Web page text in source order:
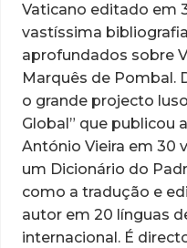
Vaticano editado em
vastíssima
aprofundados sobre
Marquês de Pombal.
o grande projecto
Global” que publicou a
António Vieira em 30
um Dicionário do
como a tradução e
autor em 20 línguas
internacional. É